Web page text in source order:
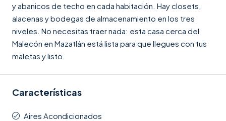
y abanicos de techo en cada habitación. Hay closets,
alacenas y bodegas de almacenamiento en los tres
niveles. No necesitas traer nada: esta casa cerca del
Malecón en Mazatlán está lista para que llegues con tus
maletas y listo.
Características
Aires Acondicionados